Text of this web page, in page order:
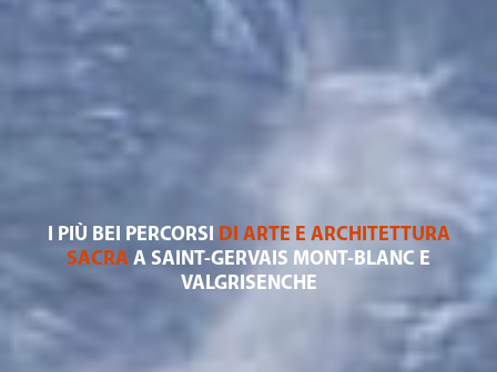
I PIÙ BEI PERCORSI DI ARTE E ARCHITETTURA
SACRA A SAINT-GERVAIS MONT-BLANC E
VALGRISENCHE